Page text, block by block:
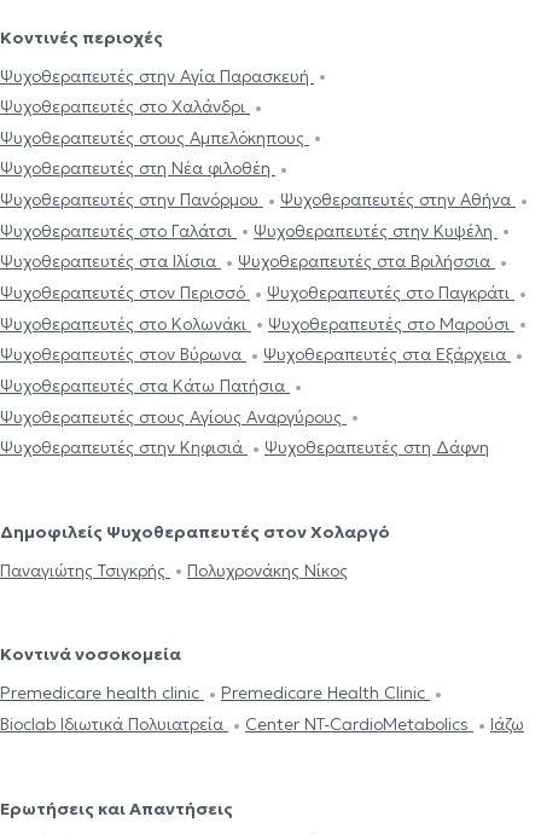
Κοντινές περιοχές
Ψυχοθεραπευτές στην Αγία Παρασκευή
Ψυχοθεραπευτές στο Χαλάνδρι
Ψυχοθεραπευτές στους Αμπελόκηπους
Ψυχοθεραπευτές στη Νέα φιλοθέη
Ψυχοθεραπευτές στην Πανόρμου
Ψυχοθεραπευτές στην Αθήνα
Ψυχοθεραπευτές στο Γαλάτσι
Ψυχοθεραπευτές στην Κυψέλη
Ψυχοθεραπευτές στα Ιλίσια
Ψυχοθεραπευτές στα Βριλήσσια
Ψυχοθεραπευτές στον Περισσό
Ψυχοθεραπευτές στο Παγκράτι
Ψυχοθεραπευτές στο Κολωνάκι
Ψυχοθεραπευτές στο Μαρούσι
Ψυχοθεραπευτές στον Βύρωνα
Ψυχοθεραπευτές στα Εξάρχεια
Ψυχοθεραπευτές στα Κάτω Πατήσια
Ψυχοθεραπευτές στους Αγίους Αναργύρους
Ψυχοθεραπευτές στην Κηφισιά
Ψυχοθεραπευτές στη Δάφνη
Δημοφιλείς Ψυχοθεραπευτές στον Χολαργό
Παναγιώτης Τσιγκρής
Πολυχρονάκης Νίκος
Κοντινά νοσοκομεία
Premedicare health clinic
Premedicare Health Clinic
Bioclab Ιδιωτικά Πολυιατρεία
Center NT-CardioMetabolics Ιάζω
Ερωτήσεις και Απαντήσεις